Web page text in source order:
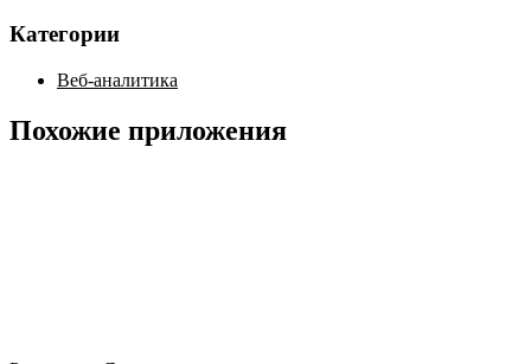
Категории
Веб-аналитика
Похожие приложения